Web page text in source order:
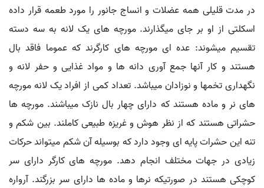
در مدت قلیلی همه عضلات و انساج جانور را مورد طعمه قرار داده
اسکلتی از او بر جای میگذارند. مورچه های یک لانه به سه دسته
تقسیم میشوند: عده ای مورچه های کارگرند که عموما فاقد بال
هستند و کار آنها جمع آوری دانه ها و مواد غذایی و حفر لانه و
نگهداری تخمها و نوزادان میباشد. تعداد کمی از افراد یک لانه مورچه
های نر و ماده هستند که دارای چهار بال نازک میباشند. مورچه ها
حشراتی هستند که از نظر هوش و غریزه طبیعی کاملند. بین شکم و
تنه این حشرات پایه ای وجود دارد که بوسیله آن شکم میتواند حرکات
زیادی در جهات مختلف انجام دهد. مورچه های کارگر دارای سر
کوچکی هستند در صورتیکه نرها و ماده ها دارای سر بزرگند. آرواره